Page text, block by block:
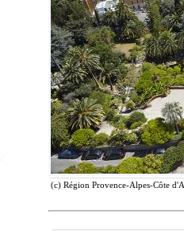
(c) Région Provence-Alpes-Côte